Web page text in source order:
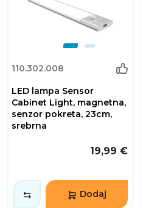
110.302.008
LED lampa Sensor
Cabinet Light, magnetna,
senzor pokreta, 23cm,
srebrna
19,99 €
Dodaj